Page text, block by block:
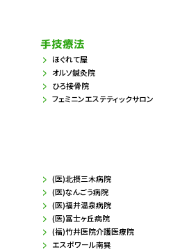
手技療法
ほぐれて屋
オルソ鍼灸院
ひろ接骨院
フェミニンエステティックサロン
(医)北摂三木病院
(医)なんごう病院
(医)福井温泉病院
(医)冨士ヶ丘病院
(福)竹井医院介護医療院
エスポワール南巽